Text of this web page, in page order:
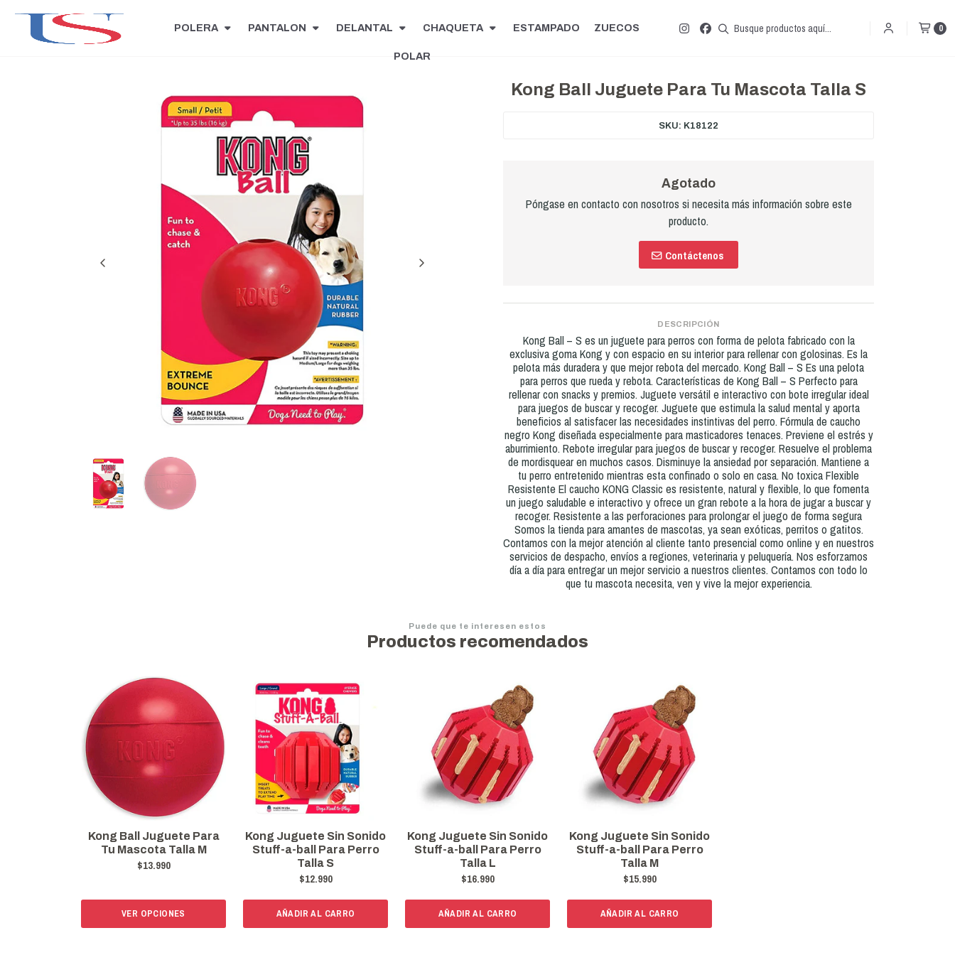
POLERA PANTALON DELANTAL CHAQUETA ESTAMPADO ZUECOS
POLAR
0
Kong Ball Juguete Para Tu Mascota Talla S
SKU: K18122
Agotado
Póngase en contacto con nosotros si necesita más información sobre este
producto.
Contáctenos
DESCRIPCIÓN
Kong Ball – S es un juguete para perros con forma de pelota fabricado con la
exclusiva goma Kong y con espacio en su interior para rellenar con golosinas. Es la
pelota más duradera y que mejor rebota del mercado. Kong Ball – S Es una pelota
para perros que rueda y rebota. Características de Kong Ball – S Perfecto para
rellenar con snacks y premios. Juguete versátil e interactivo con bote irregular ideal
para juegos de buscar y recoger. Juguete que estimula la salud mental y aporta
beneficios al satisfacer las necesidades instintivas del perro. Fórmula de caucho
negro Kong diseñada especialmente para masticadores tenaces. Previene el estrés y
aburrimiento. Rebote irregular para juegos de buscar y recoger. Resuelve el problema
de mordisquear en muchos casos. Disminuye la ansiedad por separación. Mantiene a
tu perro entretenido mientras esta confinado o solo en casa. No toxica Flexible
Resistente El caucho KONG Classic es resistente, natural y flexible, lo que fomenta
un juego saludable e interactivo y ofrece un gran rebote a la hora de jugar a buscar y
recoger. Resistente a las perforaciones para prolongar el juego de forma segura
Somos la tienda para amantes de mascotas, ya sean exóticas, perritos o gatitos.
Contamos con la mejor atención al cliente tanto presencial como online y en nuestros
servicios de despacho, envíos a regiones, veterinaria y peluquería. Nos esforzamos
día a día para entregar un mejor servicio a nuestros clientes. Contamos con todo lo
que tu mascota necesita, ven y vive la mejor experiencia.
Puede que te interesen estos
Productos recomendados
Kong Ball Juguete Para
Tu Mascota Talla M
$13.990
VER OPCIONES
Kong Juguete Sin Sonido
Stuff-a-ball Para Perro
Talla S
$12.990
AÑADIR AL CARRO
Kong Juguete Sin Sonido
Stuff-a-ball Para Perro
Talla L
$16.990
AÑADIR AL CARRO
Kong Juguete Sin Sonido
Stuff-a-ball Para Perro
Talla M
$15.990
AÑADIR AL CARRO